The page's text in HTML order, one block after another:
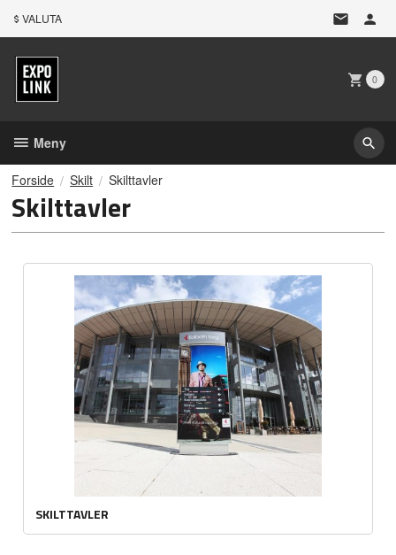
VALUTA
0
Meny
Forside Skilt Skilttavler
Skilttavler
SKILTTAVLER